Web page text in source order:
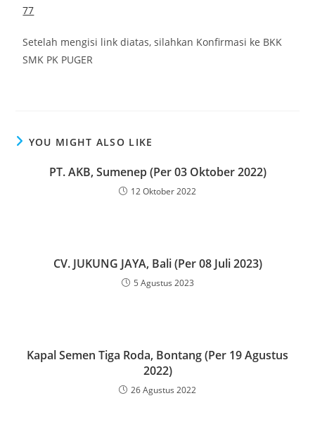
77
Setelah mengisi link diatas, silahkan Konfirmasi ke BKK
SMK PK PUGER
YOU MIGHT ALSO LIKE
PT. AKB, Sumenep (Per 03 Oktober 2022)
12 Oktober 2022
CV. JUKUNG JAYA, Bali (Per 08 Juli 2023)
5 Agustus 2023
Kapal Semen Tiga Roda, Bontang (Per 19 Agustus
2022)
26 Agustus 2022